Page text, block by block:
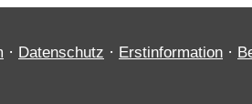
· Datenschutz · Erstinformation ·